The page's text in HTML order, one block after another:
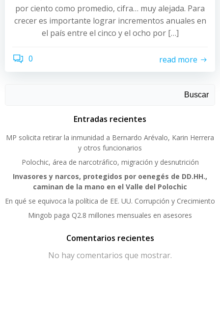
por ciento como promedio, cifra… muy alejada. Para
crecer es importante lograr incrementos anuales en
el país entre el cinco y el ocho por […]
0 read more
Buscar
Entradas recientes
MP solicita retirar la inmunidad a Bernardo Arévalo, Karin Herrera
y otros funcionarios
Polochic, área de narcotráfico, migración y desnutrición
Invasores y narcos, protegidos por oenegés de DD.HH.,
caminan de la mano en el Valle del Polochic
En qué se equivoca la política de EE. UU. Corrupción y Crecimiento
Mingob paga Q2.8 millones mensuales en asesores
Comentarios recientes
No hay comentarios que mostrar.